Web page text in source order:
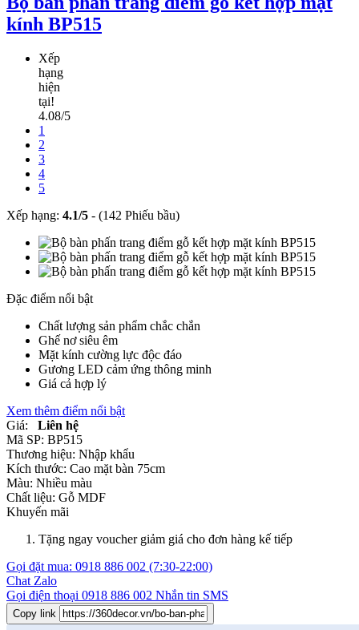
kính BP515
Xếp
hạng
hiện
tại!
4.08/5
1
2
3
4
5
Xếp hạng: 4.1/5 - (142 Phiếu bầu)
Đặc điểm nổi bật
Chất lượng sản phẩm chắc chắn
Ghế nơ siêu êm
Mặt kính cường lực độc đáo
Gương LED cảm ứng thông minh
Giá cả hợp lý
Xem thêm điểm nổi bật
Giá:
Liên hệ
Mã SP: BP515
Thương hiệu: Nhập khẩu
Kích thước: Cao mặt bàn 75cm
Màu: Nhiều màu
Chất liệu: Gỗ MDF
Khuyến mãi
Tặng ngay voucher giảm giá cho đơn hàng kế tiếp
Gọi đặt mua: 0918 886 002 (7:30-22:00)
Chat Zalo
Gọi điện thoại 0918 886 002 Nhắn tin SMS
Copy link